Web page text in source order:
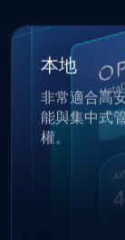
本地
非常適合高
能與集中式
權。